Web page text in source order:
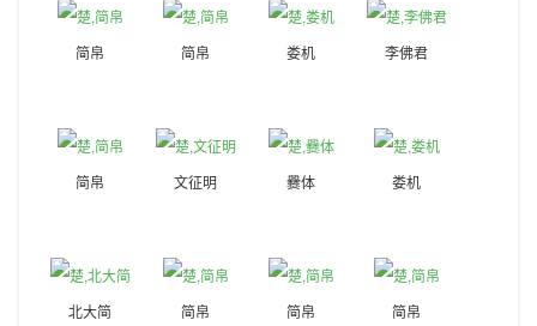
简帛 简帛 娄机 李佛君
简帛 文征明 爨体 娄机
北大简 简帛 简帛 简帛